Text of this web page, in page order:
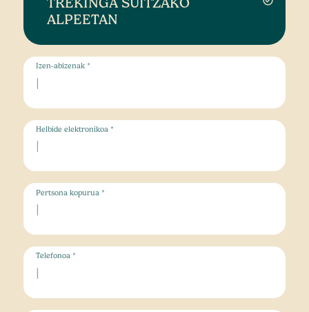
ALPEETAN
Izen-abizenak *
Helbide elektronikoa *
Pertsona kopurua *
Telefonoa *